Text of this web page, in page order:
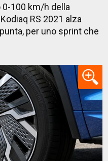
100 km/h della
RS 2021 alza
per uno sprint che